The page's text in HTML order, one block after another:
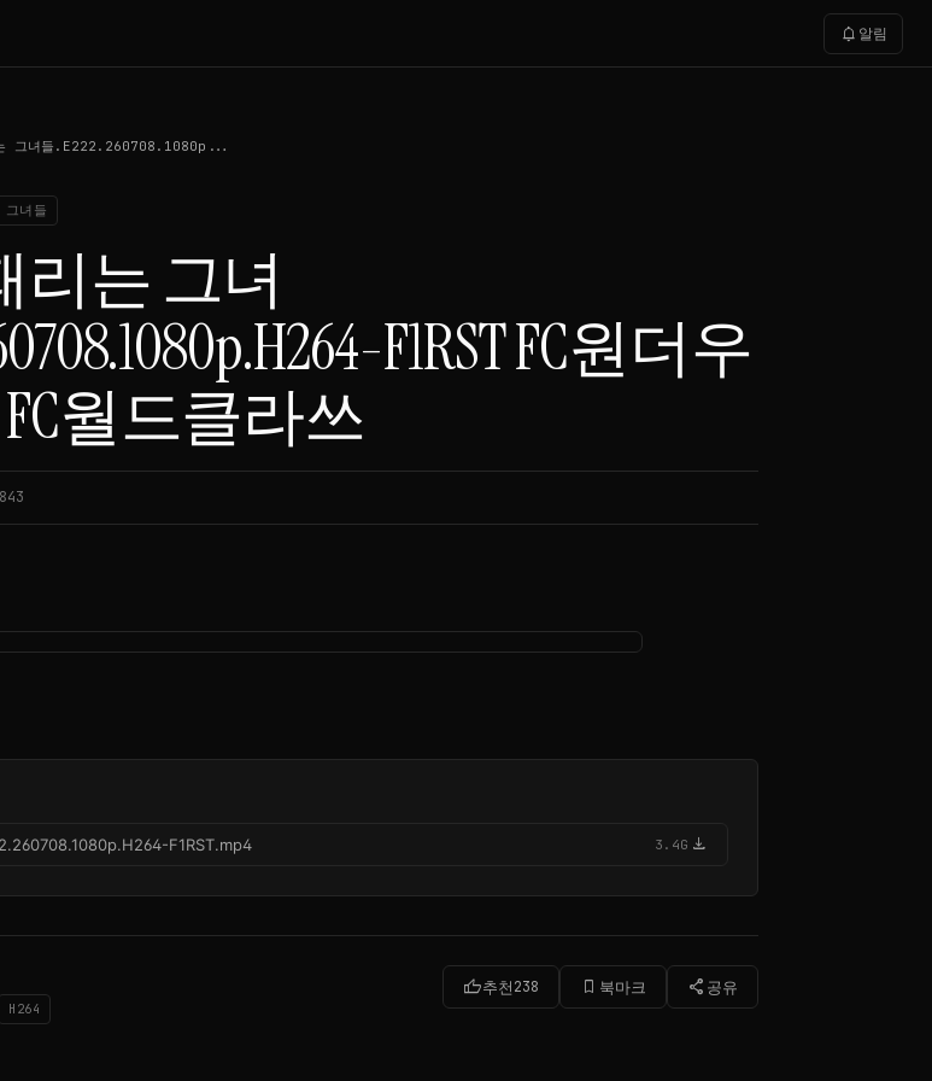
notifications 알림
그녀들.E222.260708.1080p...
그녀들
리는 그녀
F1RST FC원더우
FC월드클라쓰
F1RST.mp4 3.4G download
H264
thumb_up추천238 bookmark_border 북마크 share 공유